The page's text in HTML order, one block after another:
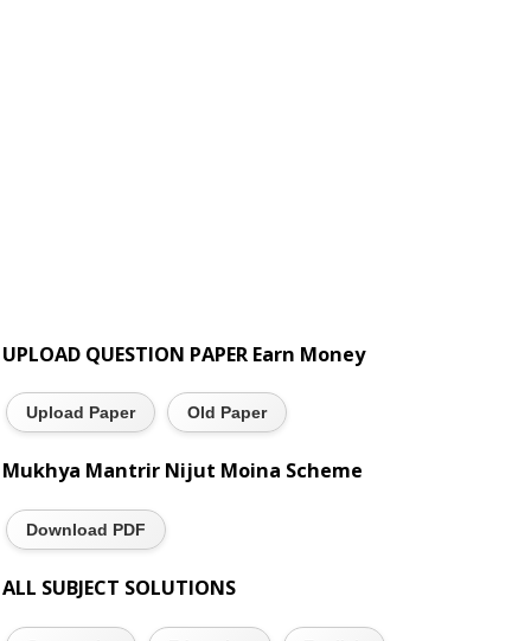
UPLOAD QUESTION PAPER Earn Money
Upload Paper Old Paper
Mukhya Mantrir Nijut Moina Scheme
Download PDF
ALL SUBJECT SOLUTIONS